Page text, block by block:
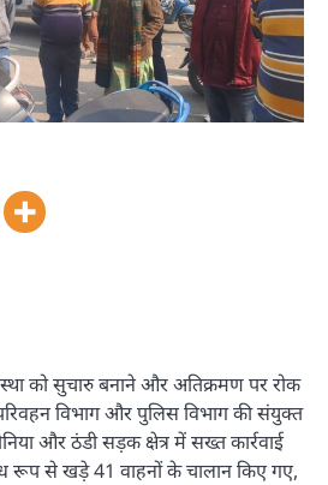
को सुचारु बनाने और अतिक्रमण पर रोक
विभाग और पुलिस विभाग की संयुक्त
और ठंडी सड़क क्षेत्र में सख्त कार्रवाई
रूप से खड़े 41 वाहनों के चालान किए गए,